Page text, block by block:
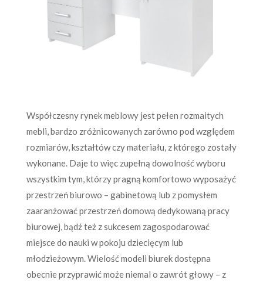
Współczesny rynek meblowy jest pełen rozmaitych
mebli, bardzo zróżnicowanych zarówno pod względem
rozmiarów, kształtów czy materiału, z którego zostały
wykonane. Daje to więc zupełną dowolność wyboru
wszystkim tym, którzy pragną komfortowo wyposażyć
przestrzeń biurowo – gabinetową lub z pomysłem
zaaranżować przestrzeń domową dedykowaną pracy
biurowej, bądź też z sukcesem zagospodarować
miejsce do nauki w pokoju dziecięcym lub
młodzieżowym. Wielość modeli biurek dostępna
obecnie przyprawić może niemal o zawrót głowy – z